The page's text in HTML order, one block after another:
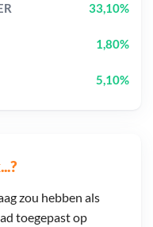
zou hebben als
toegepast op
33,10%
1,80%
5,10%